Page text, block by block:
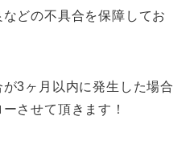
どの不具合を保障してお
3ヶ月以内に発生した場合
させて頂きます！